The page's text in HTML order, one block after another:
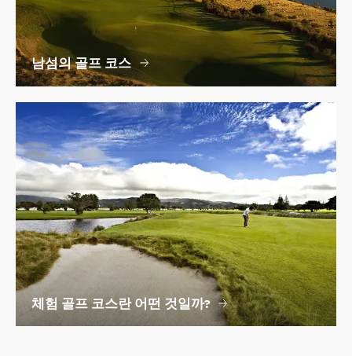
남섬의 골프 코스
체험 골프 코스란 어떤 것일까?